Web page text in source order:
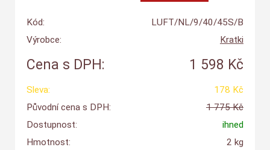
Kód:
LUFT/NL/9/40/45S/B
Výrobce:
Kratki
Cena s DPH: 1 598 Kč
Sleva:
178 Kč
Původní cena s DPH:
1 775 Kč
Dostupnost:
ihned
Hmotnost:
2 kg